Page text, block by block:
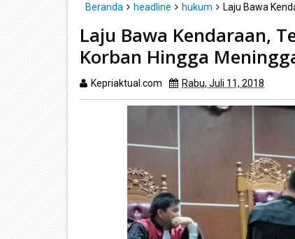
Beranda headline hukum Laju Bawa
Laju Bawa Kendaraan,
Korban Hingga
Kepriaktual.com Rabu, Juli 11, 2018